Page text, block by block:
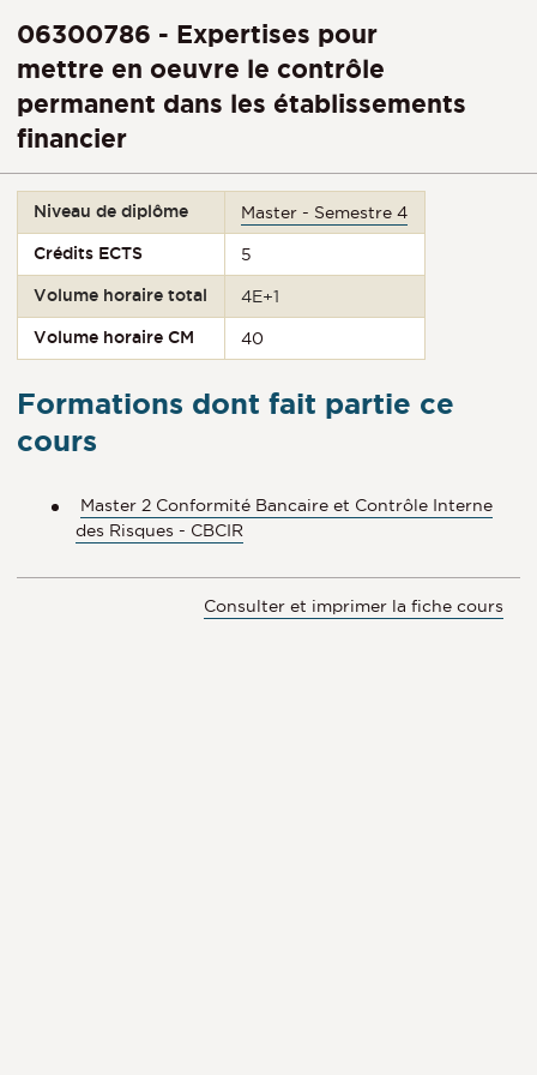
06300786 - Expertises pour
mettre en oeuvre le contrôle
permanent dans les établissements
financier
Niveau de diplôme Master - Semestre 4
Crédits ECTS 5
Volume horaire total 4E+1
Volume horaire CM 40
Formations dont fait partie ce
cours
Master 2 Conformité Bancaire et Contrôle Interne
des Risques - CBCIR
Consulter et imprimer la fiche cours